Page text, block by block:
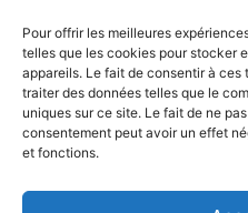
Pour offrir les meilleures
telles que les cookies pour stocker
appareils. Le fait de consentir à
traiter des données telles que le
uniques sur ce site. Le fait de ne
consentement peut avoir un effet
et fonctions.
Qui sommes-nous
Blog